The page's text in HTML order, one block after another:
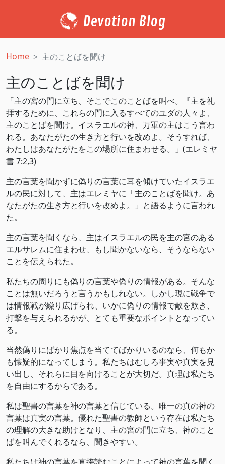
Devotion Blog
Home 主のことばを聞け
主のことばを聞け
「主の宮の門に立ち、そこでこのことばを叫べ。『主を礼
拝するために、これらの門に入るすべてのユダの人々よ、
主のことばを聞け。イスラエルの神、万軍の主はこう言わ
れる。あなたがたの生き方と行いを改めよ。そうすれば、
わたしはあなたがたをこの場所に住まわせる。」(エレミヤ
書 7:2,3)
主の言葉を聞かずに偽りの言葉に耳を傾けていたイスラエ
ルの民に対して、主はエレミヤに「主のことばを聞け。あ
なたがたの生き方と行いを改めよ。」と語るように言われ
た。
主の言葉を聞くなら、主はイスラエルの民を主の宮のある
エルサレムに住まわせ、もし聞かないなら、そうならない
ことを伝えられた。
私たちの周りにも偽りの言葉や偽りの情報がある。そんな
ことは無いだろうと言うかもしれない。しかし現に戦争で
は情報戦が繰り広げられ、いかに偽りの情報で敵を欺き、
打撃を与えられるかが、とても重要なポイントとなってい
る。
当然偽りにばかり焦点を当ててばかりいるのなら、何もか
も懐疑的になってしまう。私たちはむしろ事実や真実を見
い出し、それらに目を向けることが大切だ。真理は私たち
を自由にするからである。
私は聖書の言葉を神の言葉と信じている。唯一の真の神の
言葉は真実の言葉。優れた聖書の教師という存在は私たち
の理解の大きな助けとなり、主の宮の門に立ち、神のこと
ばを叫んでくれるなら、聞きやすい。